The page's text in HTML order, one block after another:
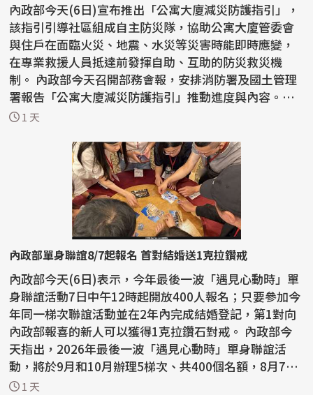
內政部今天(6日)宣布推出「公寓大廈減災防護指引」，
該指引引導社區組成自主防災隊，協助公寓大廈管委會
與住戶在面臨火災、地震、水災等災害時能即時應變，
在專業救援人員抵達前發揮自助、互助的防災救災機
制。 內政部今天召開部務會報，安排消防署及國土管理
署報告「公寓大廈減災防護指引」推動進度與內容。內
政部長...
1 天
內政部單身聯誼8/7起報名 首對結婚送1克拉鑽戒
內政部今天(6日)表示，今年最後一波「遇見心動時」單
身聯誼活動7日中午12時起開放400人報名；只要參加今
年同一梯次聯誼活動並在2年內完成結婚登記，第1對向
內政部報喜的新人可以獲得1克拉鑽石對戒。 內政部今
天指出，2026年最後一波「遇見心動時」單身聯誼活
動，將於9月和10月辦理5梯次、共400個名額，8月7日
中午12...
1 天